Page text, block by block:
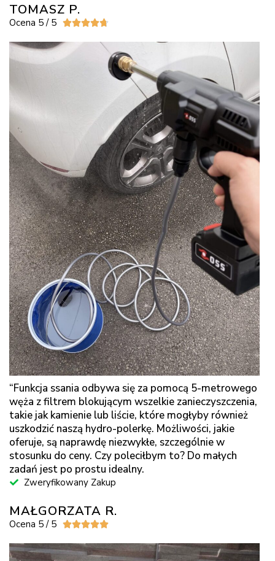
TOMASZ P.
Ocena 5 / 5 
“Funkcja ssania odbywa się za pomocą 5-metrowego
węża z filtrem blokującym wszelkie zanieczyszczenia,
takie jak kamienie lub liście, które mogłyby również
uszkodzić naszą hydro-polerkę. Możliwości, jakie
oferuje, są naprawdę niezwykłe, szczególnie w
stosunku do ceny. Czy poleciłbym to? Do małych
zadań jest po prostu idealny.
Zweryfikowany Zakup
MAŁGORZATA R.
Ocena 5 / 5 